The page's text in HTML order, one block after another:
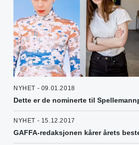
NYHET - 09.01.2018
Dette er de nominerte til
NYHET - 15.12.2017
GAFFA-redaksjonen kårer årets